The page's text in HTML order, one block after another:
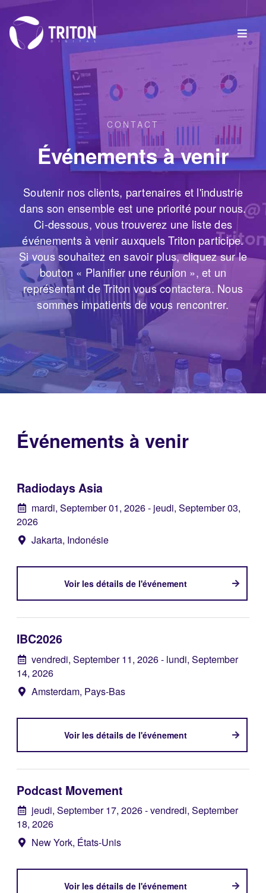
CONTACT
Événements à venir
Soutenir nos clients, partenaires et l'industrie
dans son ensemble est une priorité pour nous.
Ci-dessous, vous trouverez une liste des
événements à venir auxquels Triton participe.
Si vous souhaitez en savoir plus, cliquez sur le
bouton « Planifier une réunion », et un
représentant de Triton vous contactera. Nous
sommes impatients de vous rencontrer.
Événements à venir
Radiodays Asia
mardi, September 01, 2026- jeudi, September 03,
2026
Jakarta, Indonésie
Voir les détails de l'événement
IBC2026
vendredi, September 11, 2026- lundi, September
14, 2026
Amsterdam, Pays-Bas
Voir les détails de l'événement
Podcast Movement
jeudi, September 17, 2026- vendredi, September
18, 2026
New York, États-Unis
Voir les détails de l'événement